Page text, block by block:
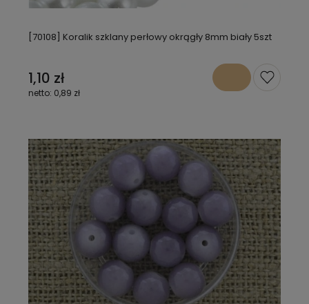
[70108] Koralik szklany perłowy okrągły 8mm biały 5szt
1,10 zł
0,89 zł